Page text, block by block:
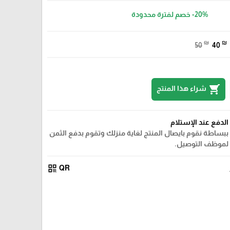
-20% خصم لفترة محدودة
50 ₪ 40 ₪
shopping_cart شراء هذا المنتج
الدفع عند الإستلام
ببساطة نقوم بايصال المنتج لغاية منزلك وتقوم بدفع الثمن
لموظف التوصيل.
QR
qr_code